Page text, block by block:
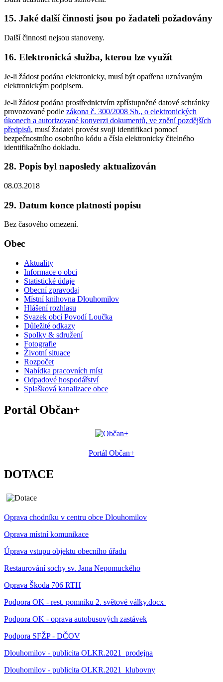
15. Jaké další činnosti jsou po žadateli požadovány
Další činnosti nejsou stanoveny.
16. Elektronická služba, kterou lze využít
Je-li žádost podána elektronicky, musí být opatřena uznávaným
elektronickým podpisem.
Je-li žádost podána prostřednictvím zpřístupněné datové schránky
provozované podle zákona č. 300/2008 Sb., o elektronických
úkonech a autorizované konverzi dokumentů, ve znění pozdějších
předpisů, musí žadatel provést svoji identifikaci pomocí
bezpečnostního osobního kódu a čísla elektronicky čitelného
identifikačního dokladu.
28. Popis byl naposledy aktualizován
08.03.2018
29. Datum konce platnosti popisu
Bez časového omezení.
Obec
Aktuality
Informace o obci
Statistické údaje
Obecní zpravodaj
Místní knihovna Dlouhomilov
Hlášení rozhlasu
Svazek obcí Povodí Loučka
Důležité odkazy
Spolky & sdružení
Fotografie
Životní situace
Rozpočet
Nabídka pracovních míst
Odpadové hospodářství
Splašková kanalizace obce
Portál Občan+
Portál Občan+
DOTACE
Oprava chodníku v centru obce Dlouhomilov
Oprava místní komunikace
Úprava vstupu objektu obecního úřadu
Restaurování sochy sv. Jana Nepomuckého
Oprava Škoda 706 RTH
Podpora OK - rest. pomníku 2. světové války.docx
Podpora OK - oprava autobusových zastávek
Podpora SFŽP - DČOV
Dlouhomilov - publicita OLKR.2021_prodejna
Dlouhomilov - publicita OLKR.2021_klubovny